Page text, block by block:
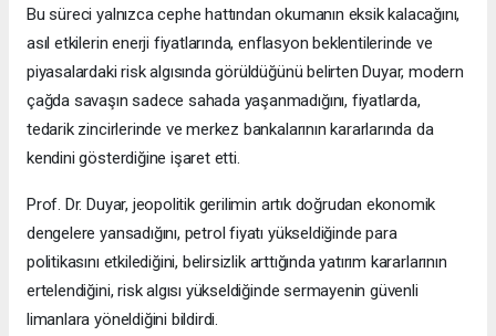
Bu süreci yalnızca cephe hattından okumanın eksik kalacağını,
asıl etkilerin enerji fiyatlarında, enflasyon beklentilerinde ve
piyasalardaki risk algısında görüldüğünü belirten Duyar, modern
çağda savaşın sadece sahada yaşanmadığını, fiyatlarda,
tedarik zincirlerinde ve merkez bankalarının kararlarında da
kendini gösterdiğine işaret etti.
Prof. Dr. Duyar, jeopolitik gerilimin artık doğrudan ekonomik
dengelere yansadığını, petrol fiyatı yükseldiğinde para
politikasını etkilediğini, belirsizlik arttığında yatırım kararlarının
ertelendiğini, risk algısı yükseldiğinde sermayenin güvenli
limanlara yöneldiğini bildirdi.